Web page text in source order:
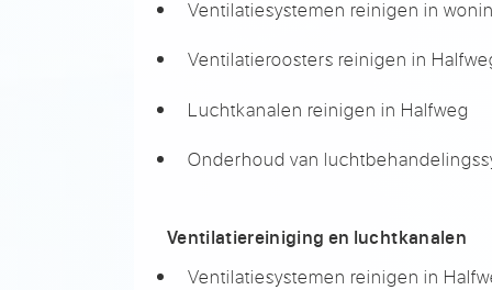
Ventilatiesystemen reinigen in
Ventilatieroosters reinigen in
Luchtkanalen reinigen in Halfweg
Onderhoud van
Ventilatiereiniging en luchtkanalen
Ventilatiesystemen reinigen in